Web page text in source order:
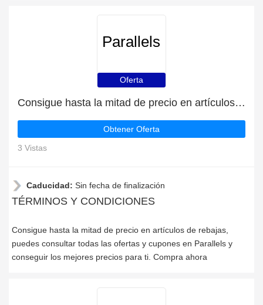
Parallels
Oferta
Consigue hasta la mitad de precio en artículos de rebajas
Obtener Oferta
3 Vistas
Caducidad: Sin fecha de finalización
TÉRMINOS Y CONDICIONES
Consigue hasta la mitad de precio en artículos de rebajas,
puedes consultar todas las ofertas y cupones en Parallels y
conseguir los mejores precios para ti. Compra ahora